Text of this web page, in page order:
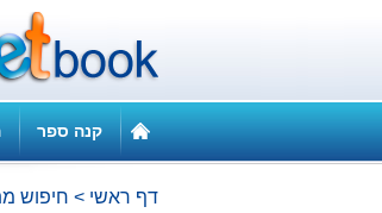
קנה ספר
דף ראשי > חיפוש